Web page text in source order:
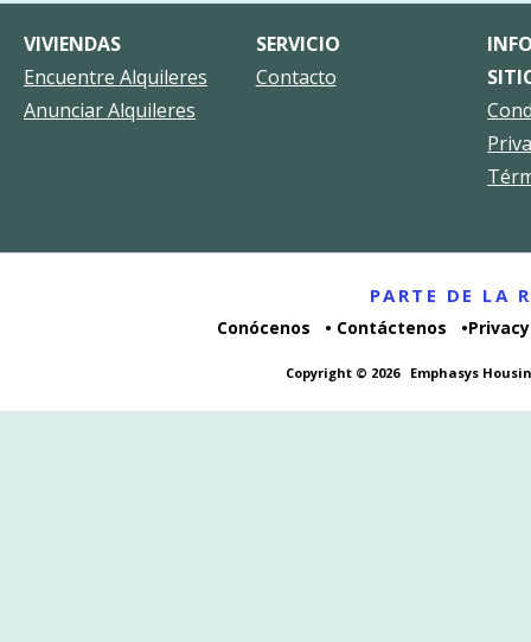
VIVIENDAS
Encuentre Alquileres
Anunciar Alquileres
SERVICIO
Contacto
PARTE DE LA
Conócenos Contáctenos
Copyright © 2026 Emphasys